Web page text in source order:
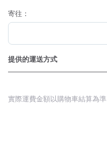
寄往：
提供的運送方式
實際運費金額以購物車結算為準